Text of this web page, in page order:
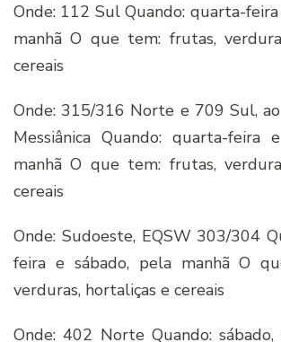
Onde: 112 Sul Quando: quarta-
manhã O que tem: frutas,
cereais
Onde: 315/316 Norte e 709 Sul,
Messiânica Quando: quarta-feira
manhã O que tem: frutas,
cereais
Onde: Sudoeste, EQSW 303/304
feira e sábado, pela manhã O
verduras, hortaliças e cereais
Onde: 402 Norte Quando: